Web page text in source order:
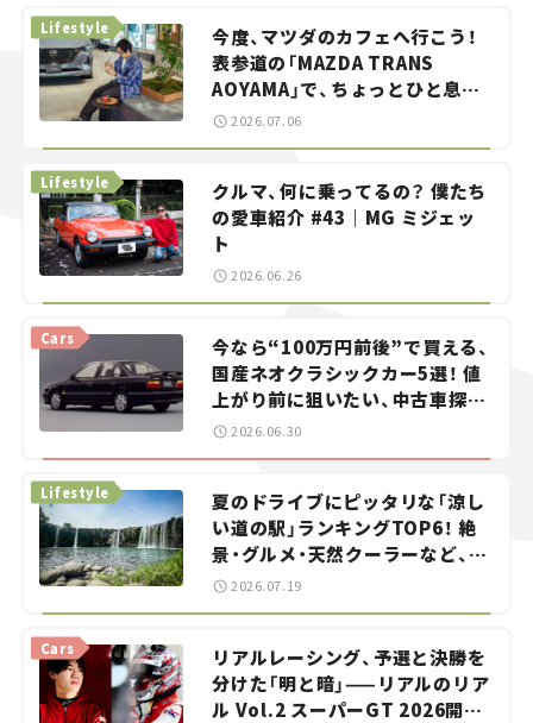
今度、マツダのカフェへ行こう！
表参道の「MAZDA TRANS
AOYAMA」で、ちょっとひと息。
——連載｜CCGとクルマでどうす
Lifestyle
2026.07.06
クルマ、何に乗ってるの？ 僕たち
の愛車紹介 #43｜MG ミジェッ
ト
Lifestyle
2026.06.26
今なら“100万円前後”で買える、
国産ネオクラシックカー5選！ 値
上がり前に狙いたい、中古車探し
をお手伝い――ちょっとイケてるマ
Cars
2026.06.30
夏のドライブにピッタリな「涼し
い道の駅」ランキングTOP6！ 絶
景・グルメ・天然クーラーなど、避
暑におすすめのスポットを紹介
【道の駅マニアの推し駅ガイド】
Lifestyle
2026.07.19
リアルレーシング、予選と決勝を
分けた「明と暗」——リアルのリア
ル Vol.2 スーパーGT 2026開幕
Cars